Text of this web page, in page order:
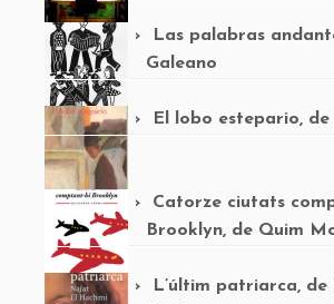
Las palabras
Galeano
El lobo estepario,
Catorze ciutats
Brooklyn, de Quim
L’últim patriarca, de